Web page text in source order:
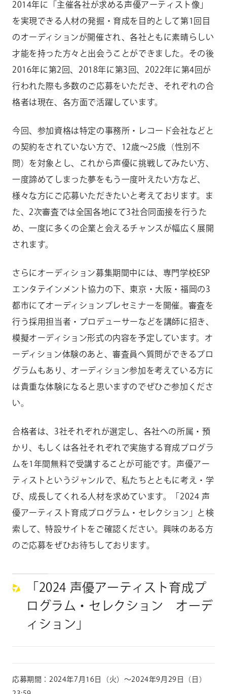
2014年に「主催各社が求める声優アーティスト像」
を実現できる人材の発掘・育成を目的として第1回目
のオーディションが開催され、各社ともに素晴らしい
才能を持った方々と出会うことができました。その後
2016年に第2回、2018年に第3回、2022年に第4回が
行われた際も多数のご応募をいただき、それぞれの合
格者は現在、各方面で活躍しています。
今回、参加資格は特定の事務所・レコード会社などと
の契約をされていない方で、12歳～25歳（性別不
問）を対象とし、これから声優に挑戦してみたい方、
一度諦めてしまった夢をもう一度叶えたい方など、
様々な方にご応募いただきたいと考えております。ま
た、2次審査では全国各地にて3社合同面接を行うた
め、一度に多くの企業と会えるチャンスが幅広く展開
されます。
さらにオーディション募集期間中には、専門学校ESP
エンタテインメント協力の下、東京・大阪・福岡の3
都市にてオーディションプレセミナーを開催。審査を
行う採用担当者・プロデューサーなどを講師に招き、
模擬オーディション形式の内容を予定しています。オ
ーディション体験のあと、審査員へ質問ができるプロ
グラムもあり、オーディション参加を考えている方に
は貴重な体験になると思いますのでぜひご参加くださ
い。
合格者は、3社それぞれが選定し、各社への所属・預
かり、もしくは各社それぞれで実施する育成プログラ
ムを1年間無料で受講することが可能です。声優アー
ティストというジャンルで、私たちとともに考え・学
び、成長してくれる人材を求めています。「2024 声
優アーティスト育成プログラム・セレクション」と検
索して、特設サイトをご確認ください。興味のある方
のご応募をぜひお待ちしております。
「2024 声優アーティスト育成プ
ログラム・セレクション オーデ
ィション」
応募期間：2024年 7 月 16 日（火）～2024年9 月 29 日（日）